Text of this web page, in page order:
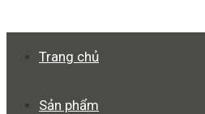
Trang chủ
Sản phẩm